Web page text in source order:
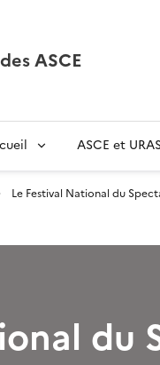
ASCE
ASCE et
Le Festival National du
du